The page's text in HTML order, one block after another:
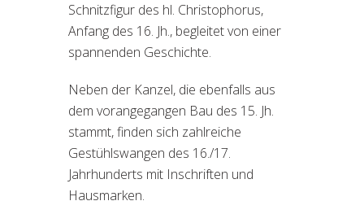
Schnitzfigur des hl. Christophorus,
Anfang des 16. Jh., begleitet von einer
spannenden Geschichte.
Neben der Kanzel, die ebenfalls aus
dem vorangegangen Bau des 15. Jh.
stammt, finden sich zahlreiche
Gestühlswangen des 16./17.
Jahrhunderts mit Inschriften und
Hausmarken.